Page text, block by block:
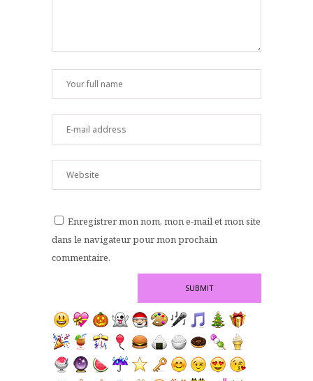
Enregistrer mon nom, mon e-mail et mon site
dans le navigateur pour mon prochain
commentaire.